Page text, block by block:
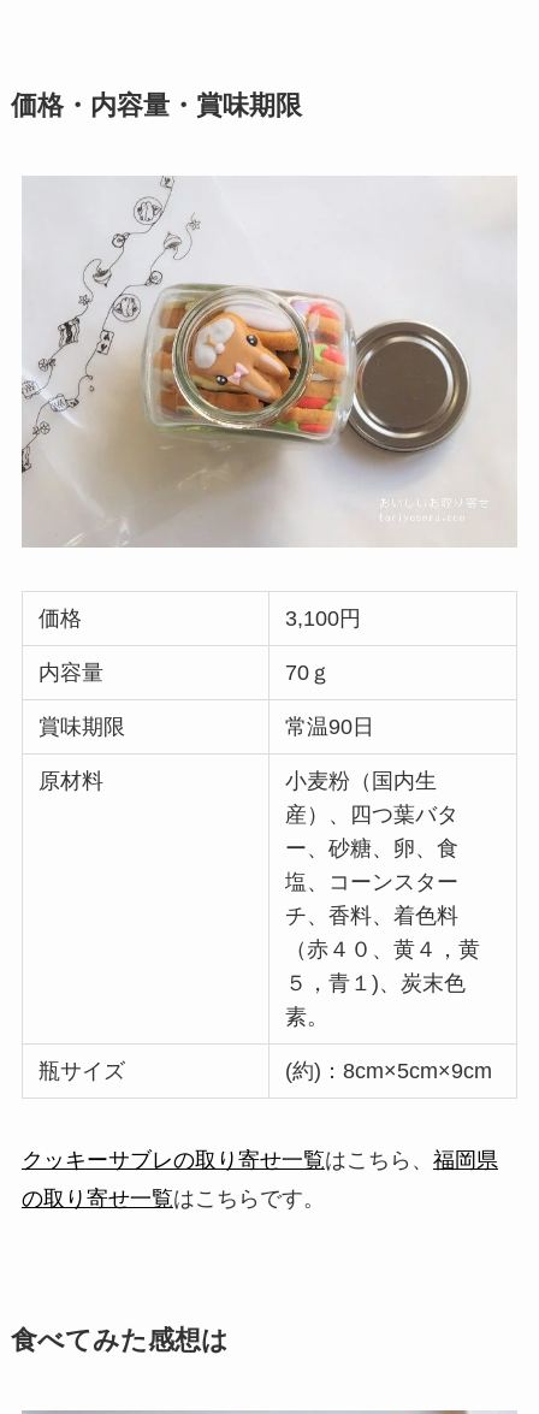
価格・内容量・賞味期限
価格 3,100円
内容量 70ｇ
賞味期限 常温90日
原材料
小麦粉（国内生
産）、四つ葉バタ
ー、砂糖、卵、食
塩、コーンスター
チ、香料、着色料
（赤４０、黄４，黄
５，青１)、炭末色
素。
瓶サイズ (約)：8cm×5cm×9cm
クッキーサブレの取り寄せ一覧はこちら、 福岡県
の取り寄せ一覧はこちらです。
食べてみた感想は